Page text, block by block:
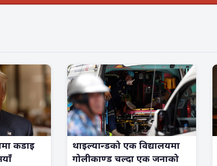
कडाइ
थाइल्यान्डको एक विद्यालयमा
गोलीकाण्ड चल्दा एक जनाको